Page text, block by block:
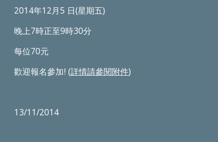
2014年12月5 日(星期五)
晚上7時正至9時30分
每位70元
歡迎報名參加! (詳情請參閱附件)
13/11/2014